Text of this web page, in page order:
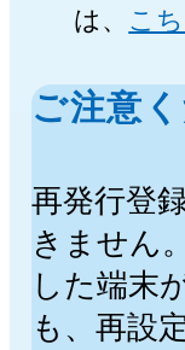
は、 こ
ご注意
再発行登
きません
した端末
も、再設